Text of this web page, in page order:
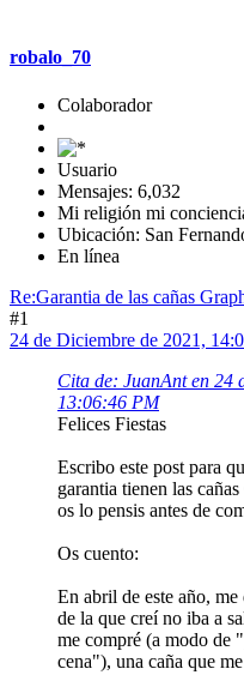
robalo_70
Colaborador
Usuario
Mensajes: 6,032
Mi religión mi
Ubicación: San
En línea
Re:Garantia de las cañas
#1
24 de Diciembre de 2021,
Cita de: JuanAnt en 24
13:06:46 PM
Felices Fiestas
Escribo este post para
garantia tienen las
os lo pensis antes de
Os cuento:
En abril de este año,
de la que creí no iba a
me compré (a modo de
cena"), una caña que